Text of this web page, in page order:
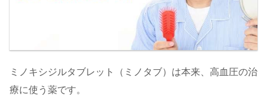
ミノキシジルタブレット（ミノタブ）は本来、高血圧の治
療に使う薬です。